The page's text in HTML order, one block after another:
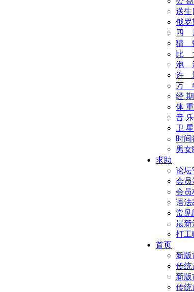
送生
俄罗
四
猜
比
泡
许
万
经
体
音
卫
时间
男女
求助
论坛
会员
会员
语法
常见
最新
打工
首页
新版
传统
新版
传统